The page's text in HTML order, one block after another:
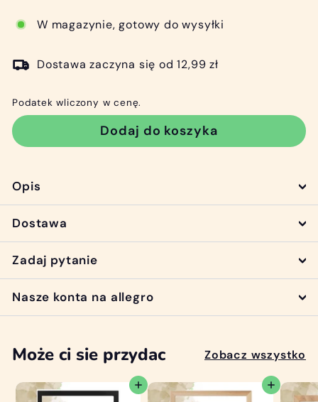
W magazynie, gotowy do wysyłki
Dostawa zaczyna się od 12,99 zł
Podatek wliczony w cenę.
Dodaj do koszyka
Opis
Dostawa
Zadaj pytanie
Nasze konta na allegro
Może ci sie przydac Zobacz wszystko
Dodaj do koszyka Dodaj do koszyka